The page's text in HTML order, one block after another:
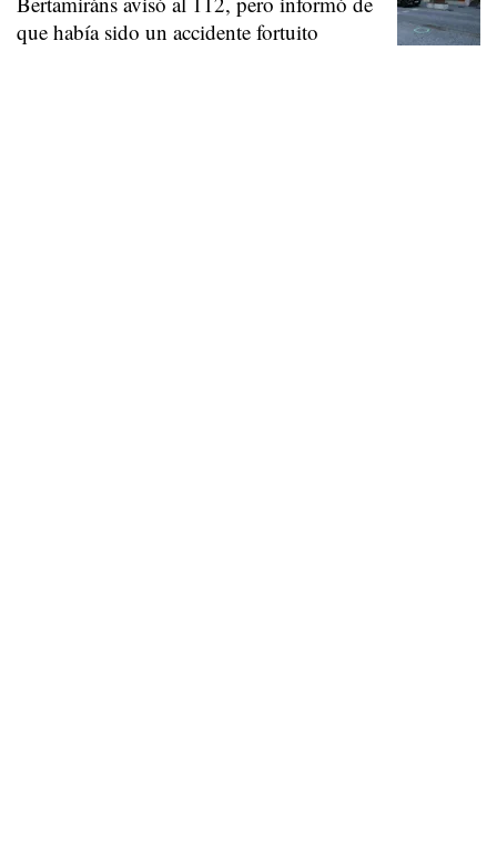
que había sido un accidente fortuito